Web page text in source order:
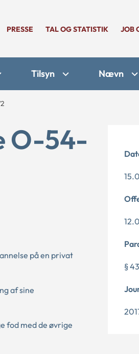
PRESSE TAL OG STATISTIK JOB
Tilsyn Nævn
O-54-
på en privat
af sine
fod med de øvrige
§